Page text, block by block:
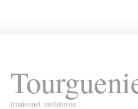
Irrationnel, molletonné…